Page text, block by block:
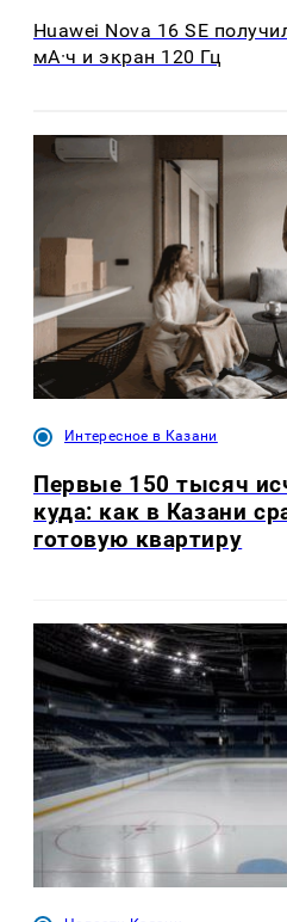
Huawei Nova 16 SE
мА·ч и экран 120 Гц
Интересное в Казани
Первые 150 тысяч
куда: как в Казани
готовую квартиру